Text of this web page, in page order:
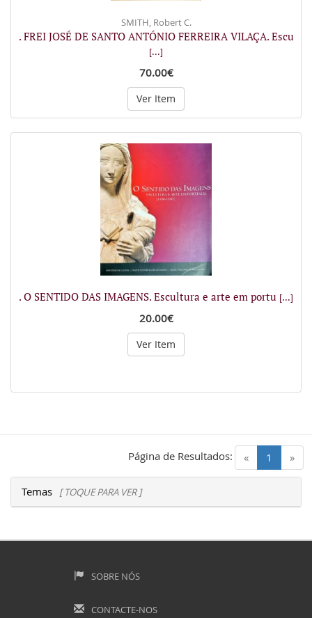
SMITH, Robert C.
. FREI JOSÉ DE SANTO ANTÓNIO FERREIRA VILAÇA. Escu
[...]
70.00€
Ver Item
. O SENTIDO DAS IMAGENS. Escultura e arte em portu [...]
20.00€
Ver Item
« 1 (current)
»
Página de Resultados:
Temas [ TOQUE PARA VER ]
SOBRE NÓS
CONTACTE-NOS